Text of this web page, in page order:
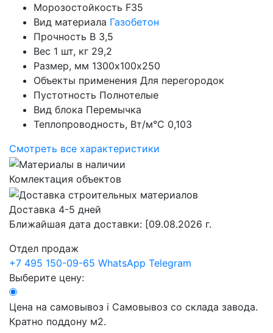
Морозостойкость F35
Вид материала Газобетон
Прочность B 3,5
Вес 1 шт, кг 29,2
Размер, мм 1300х100х250
Объекты применения Для перегородок
Пустотность Полнотелые
Вид блока Перемычка
Теплопроводность, Вт/м°С 0,103
Смотреть все характеристики
Комлектация объектов
Доставка 4-5 дней
Ближайшая дата доставки: [09.08.2026 г.
Отдел продаж
+7 495 150-09-65 WhatsApp Telegram
Выберите цену:
Цена на самовывоз i Самовывоз со склада завода.
Кратно поддону м2.